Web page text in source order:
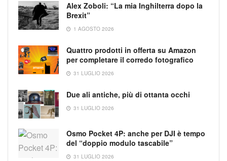
Alex Zoboli: “La mia Inghilterra dopo la
Brexit”
1 AGOSTO 2026
Quattro prodotti in offerta su Amazon
per completare il corredo fotografico
31 LUGLIO 2026
Due ali antiche, più di ottanta occhi
31 LUGLIO 2026
Osmo Pocket 4P: anche per DJI è tempo
del “doppio modulo tascabile”
31 LUGLIO 2026